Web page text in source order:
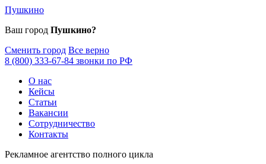
Пушкино
Ваш город Пушкино?
Сменить город Все верно
8 (800) 333-67-84 звонки по РФ
О нас
Кейсы
Статьи
Вакансии
Сотрудничество
Контакты
Рекламное агентство полного цикла